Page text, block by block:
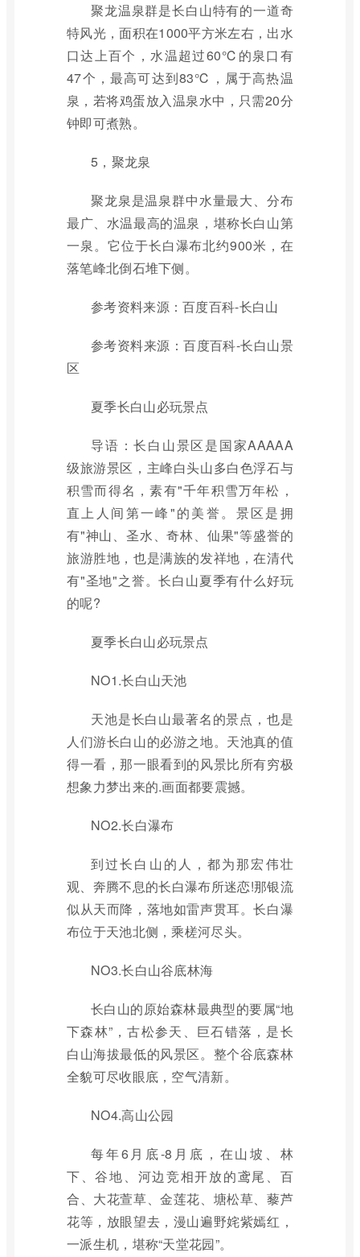
聚龙温泉群是长白山特有的一道奇
特风光，面积在1000平方米左右，出水
口达上百个，水温超过60℃的泉口有
47个，最高可达到83℃，属于高热温
泉，若将鸡蛋放入温泉水中，只需20分
钟即可煮熟。
5，聚龙泉
聚龙泉是温泉群中水量最大、分布
最广、水温最高的温泉，堪称长白山第
一泉。它位于长白瀑布北约900米，在
落笔峰北倒石堆下侧。
参考资料来源：百度百科-长白山
参考资料来源：百度百科-长白山景
区
夏季长白山必玩景点
导语：长白山景区是国家AAAAA
级旅游景区，主峰白头山多白色浮石与
积雪而得名，素有"千年积雪万年松，
直上人间第一峰"的美誉。景区是拥
有"神山、圣水、奇林、仙果"等盛誉的
旅游胜地，也是满族的发祥地，在清代
有"圣地"之誉。长白山夏季有什么好玩
的呢?
夏季长白山必玩景点
NO1.长白山天池
天池是长白山最著名的景点，也是
人们游长白山的必游之地。天池真的值
得一看，那一眼看到的风景比所有穷极
想象力梦出来的.画面都要震撼。
NO2.长白瀑布
到过长白山的人，都为那宏伟壮
观、奔腾不息的长白瀑布所迷恋!那银流
似从天而降，落地如雷声贯耳。长白瀑
布位于天池北侧，乘槎河尽头。
NO3.长白山谷底林海
长白山的原始森林最典型的要属“地
下森林”，古松参天、巨石错落，是长
白山海拔最低的风景区。整个谷底森林
全貌可尽收眼底，空气清新。
NO4.高山公园
每年6月底-8月底，在山坡、林
下、谷地、河边竞相开放的鸢尾、百
合、大花萱草、金莲花、塘松草、藜芦
花等，放眼望去，漫山遍野姹紫嫣红，
一派生机，堪称“天堂花园”。